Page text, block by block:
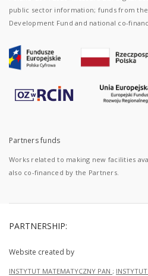
public sector information; funds from the
Development Fund and national co-
Partners funds
Works related to making new facilities
also co-financed by the Partners.
PARTNERSHIP:
Website created by
INSTYTUT MATEMATYCZNY PAN ;